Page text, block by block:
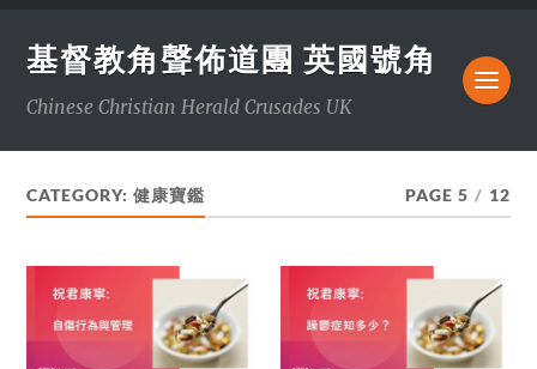
基督教角聲佈道團 英國號角
Chinese Christian Herald Crusades UK
CATEGORY:健康寶鑑 PAGE 5 / 12